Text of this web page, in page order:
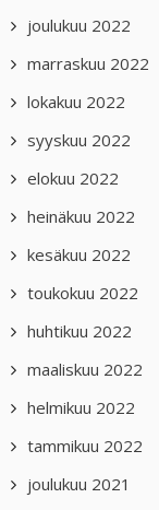
joulukuu 2022
marraskuu 2022
lokakuu 2022
syyskuu 2022
elokuu 2022
heinäkuu 2022
kesäkuu 2022
toukokuu 2022
huhtikuu 2022
maaliskuu 2022
helmikuu 2022
tammikuu 2022
joulukuu 2021